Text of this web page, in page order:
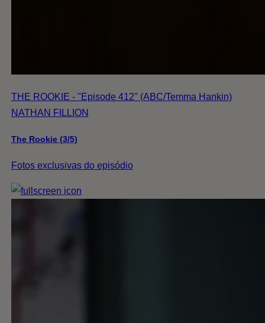
THE ROOKIE - "Episode 412" (ABC/Temma Hankin)
NATHAN FILLION
The Rookie (3/5)
Fotos exclusivas do episódio